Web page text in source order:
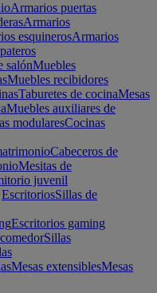
Armarios puertas
Armarios
esquinerosArmarios
salónMuebles
Muebles recibidores
Taburetes de cocinaMesas
Muebles auxiliares de
modularesCocinas
Cabeceros de
Mesitas de
juvenil
EscritoriosSillas de
Escritorios gaming
Sillas
Mesas extensiblesMesas